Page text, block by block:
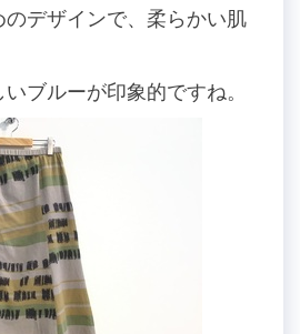
デザインで、柔らかい肌
ブルーが印象的ですね。